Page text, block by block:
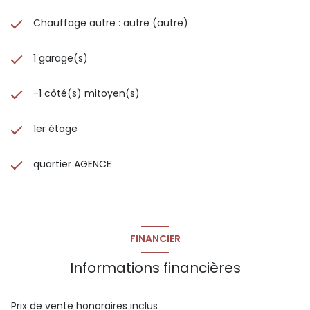
Chauffage autre : autre (autre)
1 garage(s)
-1 côté(s) mitoyen(s)
1er étage
quartier AGENCE
FINANCIER
Informations financières
Prix de vente honoraires inclus